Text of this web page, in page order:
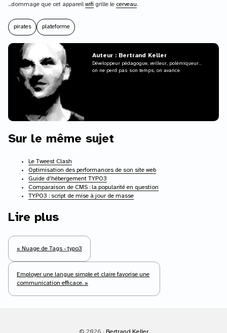
...dommage que cet appareil wifi grille le cerveau.
pirates plateforme
Auteur : Bertrand Keller
Développeur pédagogue, veilleur, polémiqueur...
on ne perd pas son temps, on avance.
Sur le même sujet
Le Tweest Clash
Optimisation des performances de son site web
Guide d'hébergement TYPO3
Comparaison de CMS : la popularité en question
TYPO3 : script de mise à jour de masse
Lire plus
« Nuage de Tags - typo3
Employer une langue simple et claire favorise une
communication efficace. »
© 2026 · Bertrand Keller